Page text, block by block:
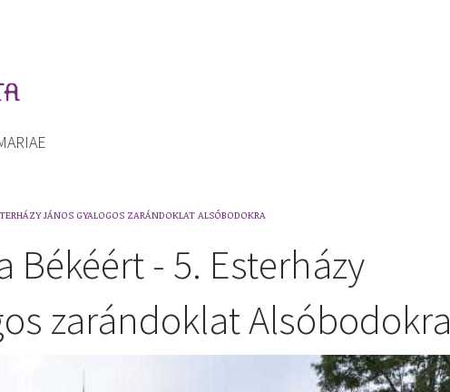
JÁNOS GYALOGOS ZARÁNDOKLAT ALSÓBODOKRA
Békéért - 5. Esterházy
zarándoklat Alsóbodokra